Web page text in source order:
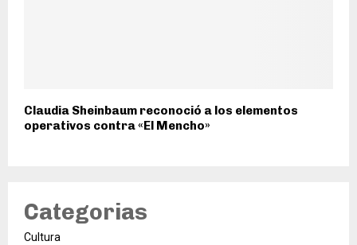
Claudia Sheinbaum reconoció a los elementos
operativos contra «El Mencho»
Categorias
Cultura